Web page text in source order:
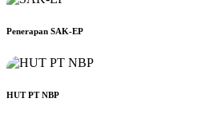
Penerapan SAK-EP
HUT PT NBP